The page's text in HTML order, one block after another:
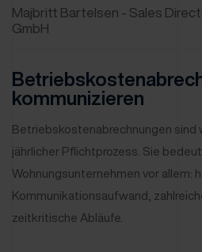
Majbritt Bartelsen - Sales
GmbH
kommunizieren
Betriebskostenabrechnungen sind
jährlicher Pflichtprozess. Sie
Wohnungsunternehmen vor allem:
Kommunikationsaufwand,
zeitkritische Abläufe.